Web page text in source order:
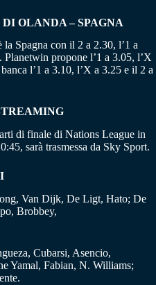
OLANDA – SPAGNA
Spagna con il 2 a 2.30, l’1 a
propone l’1 a 3.05, l’X
l’1 a 3.10, l’X a 3.25 e il 2 a
di finale di Nations League in
sarà trasmessa da Sky Sport.
Van Dijk, De Ligt, Hato; De
Brobbey,
Cubarsi, Asencio,
Yamal, Fabian, N. Williams;